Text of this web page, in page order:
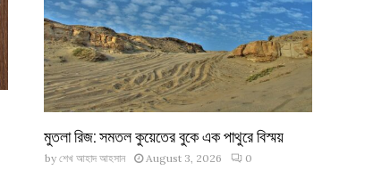
মুতলা রিজ: সমতল কুয়েতের বুকে এক পাথুরে বিস্ময়
by শেখ আহাদ আহসান August 3, 2026 0